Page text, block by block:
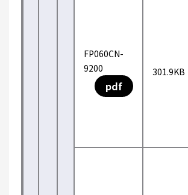
FP060CN-
9200
pdf
301.9KB